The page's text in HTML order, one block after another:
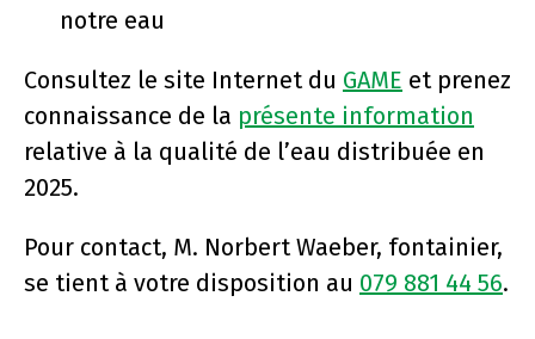
notre eau
Consultez le site Internet du GAME et prenez
connaissance de la présente information
relative à la qualité de l’eau distribuée en
2025.
Pour contact, M. Norbert Waeber, fontainier,
se tient à votre disposition au 079 881 44 56.